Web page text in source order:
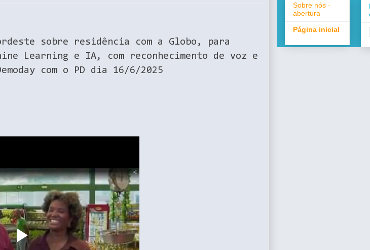
sobre residência com a Globo, para
Learning e IA, com reconhecimento de voz e
com o PD dia 16/6/2025
Sobre nós -
abertura
Página inicial